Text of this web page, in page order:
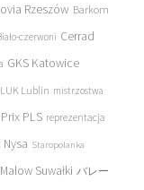
Rzeszów Barkom
czerwoni Cerrad
GKS Katowice
LUK Lublin mistrzostwa
PLS reprezentacja
Nysa Staropolanka
Suwałki バレー